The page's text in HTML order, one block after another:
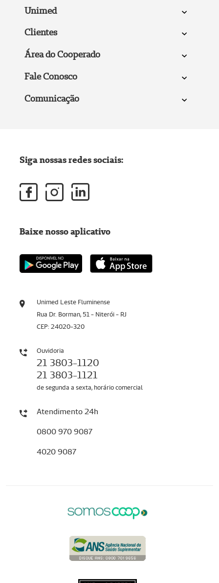
Unimed
Clientes
Área do Cooperado
Fale Conosco
Comunicação
Unimed Leste Fluminense
Rua Dr. Borman, 51 - Niterói - RJ
CEP: 24020-320
Ouvidoria
21 3803-1120
21 3803-1121
de segunda a sexta, horário comercial
Atendimento 24h
0800 970 9087
4020 9087
Siga nossas redes sociais:
Baixe nosso aplicativo